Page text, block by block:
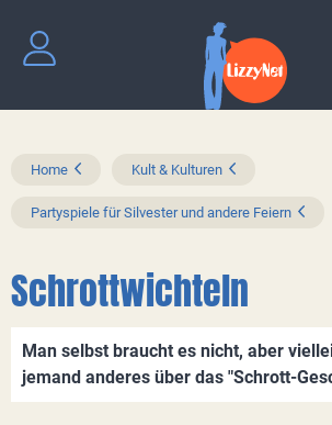
Home Kult & Kulturen
Partyspiele für Silvester und andere Feiern
Schrottwichteln
Man selbst braucht es nicht, aber
jemand anderes über das "Schrott-